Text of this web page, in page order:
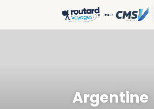
Argentine